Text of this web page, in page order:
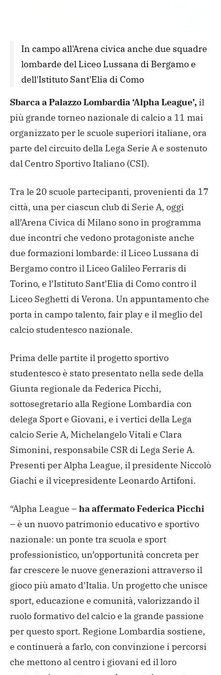
In campo all'Arena civica anche due squadre
lombarde del Liceo Lussana di Bergamo e
dell'Istituto Sant'Elia di Como
Sbarca a Palazzo Lombardia ‘Alpha League’, il
più grande torneo nazionale di calcio a 11 mai
organizzato per le scuole superiori italiane, ora
parte del circuito della Lega Serie A e sostenuto
dal Centro Sportivo Italiano (CSI).
Tra le 20 scuole partecipanti, provenienti da 17
città, una per ciascun club di Serie A, oggi
all’Arena Civica di Milano sono in programma
due incontri che vedono protagoniste anche
due formazioni lombarde: il Liceo Lussana di
Bergamo contro il Liceo Galileo Ferraris di
Torino, e l’Istituto Sant’Elia di Como contro il
Liceo Seghetti di Verona. Un appuntamento che
porta in campo talento, fair play e il meglio del
calcio studentesco nazionale.
Prima delle partite il progetto sportivo
studentesco è stato presentato nella sede della
Giunta regionale da Federica Picchi,
sottosegretario alla Regione Lombardia con
delega Sport e Giovani, e i vertici della Lega
calcio Serie A, Michelangelo Vitali e Clara
Simonini, responsabile CSR di Lega Serie A.
Presenti per Alpha League, il presidente Niccolò
Giachi e il vicepresidente Leonardo Artifoni.
“Alpha League – ha affermato Federica Picchi
– è un nuovo patrimonio educativo e sportivo
nazionale: un ponte tra scuola e sport
professionistico, un’opportunità concreta per
far crescere le nuove generazioni attraverso il
gioco più amato d’Italia. Un progetto che unisce
sport, educazione e comunità, valorizzando il
ruolo formativo del calcio e la grande passione
per questo sport. Regione Lombardia sostiene,
e continuerà a farlo, con convinzione i percorsi
che mettono al centro i giovani ed il loro